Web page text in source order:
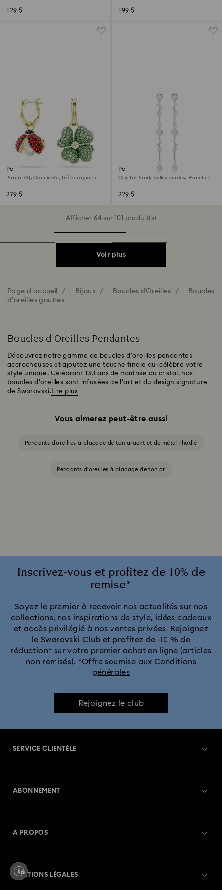
129 $ 199 $
Pendants d'oreilles Idyllia
Parure (3), Coccinelle, trèfle à quatre
279 $
Pendants d'oreilles Constella
Crystal Pearl, Tailles rondes, Blanches,
229 $
Afficher 64 sur 101 produit(s)
Voir plus
Page d'accueil Bijoux Boucles d´Oreilles
Boucles
d’oreilles gouttes
Boucles d'Oreilles Pendantes
Découvrez notre gamme de boucles d'oreilles pendantes
accrocheuses et ajoutez une touche finale qui célèbre votre
style unique. Célébrant 130 ans de maîtrise du cristal, nos
boucles d'oreilles sont infusées de l'art et du design signature
de Swarovski.Lire plus
Vous aimerez peut-être aussi
Pendants d’oreilles à placage de ton argent et de métal rhodié
Pendants d’oreilles à placage de ton or
Inscrivez-vous et profitez de 10% de
remise*
Soyez le premier à recevoir nos actualités sur nos
collections, nos inspirations de style, idées cadeaux
et accès privilégié à nos ventes privées. Rejoignez
le Swarovski Club et profitez de -10 % de
réduction* sur votre premier achat en ligne (articles
non remisés). *Offre soumise aux Conditions
générales
Rejoignez le club
SERVICE CLIENTÈLE
Retours et échanges
ABONNEMENT
Crystal Society (SCS)
A PROPOS
Emploi & Carrières
MENTIONS LÉGALES